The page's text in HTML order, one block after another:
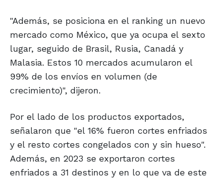
"Además, se posiciona en el ranking un nuevo
mercado como México, que ya ocupa el sexto
lugar, seguido de Brasil, Rusia, Canadá y
Malasia. Estos 10 mercados acumularon el
99% de los envíos en volumen (de
crecimiento)", dijeron.
Por el lado de los productos exportados,
señalaron que "el 16% fueron cortes enfriados
y el resto cortes congelados con y sin hueso".
Además, en 2023 se exportaron cortes
enfriados a 31 destinos y en lo que va de este